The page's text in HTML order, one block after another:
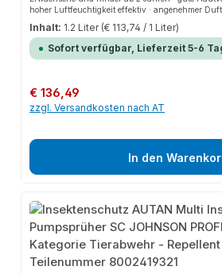
hoher Luftfeuchtigkeit effektiv · angenehmer
Inhalt: 1.2 Liter (€ 113,74 / 1 Liter)
Sofort verfügbar, Lieferzeit 5-6
Regulärer Preis:
€ 136,49
zzgl. Versandkosten nach AT
In den